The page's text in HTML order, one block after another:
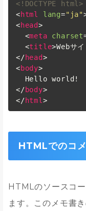
<!DOCTYPE html>
<html lang="ja"
<head>
<meta charset
<title>Webサ
</head>
<body>
</body>
</html >
HTMLでのコ
HTMLのソースコ
ます。このメモ書